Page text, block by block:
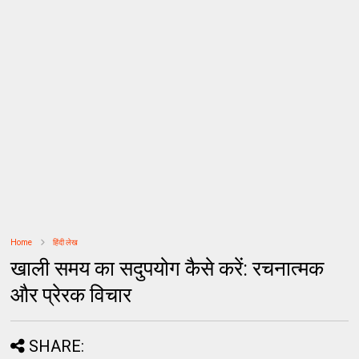
Home हिंदी लेख
खाली समय का सदुपयोग कैसे करें: रचनात्मक
और प्रेरक विचार
SHARE: